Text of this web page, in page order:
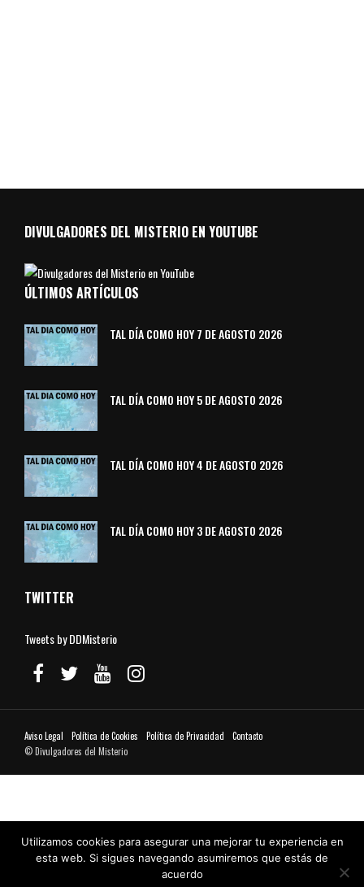
DIVULGADORES DEL MISTERIO EN YOUTUBE
ÚLTIMOS ARTÍCULOS
TAL DÍA COMO HOY 7 DE AGOSTO 2026
TAL DÍA COMO HOY 5 DE AGOSTO 2026
TAL DÍA COMO HOY 4 DE AGOSTO 2026
TAL DÍA COMO HOY 3 DE AGOSTO 2026
TWITTER
Tweets by DDMisterio
Aviso Legal Política de Cookies Política de Privacidad
Contacto
© Divulgadores del Misterio
Utilizamos cookies para asegurar una mejorar tu experiencia en
esta web. Si sigues navegando asumiremos que estás de
acuerdo